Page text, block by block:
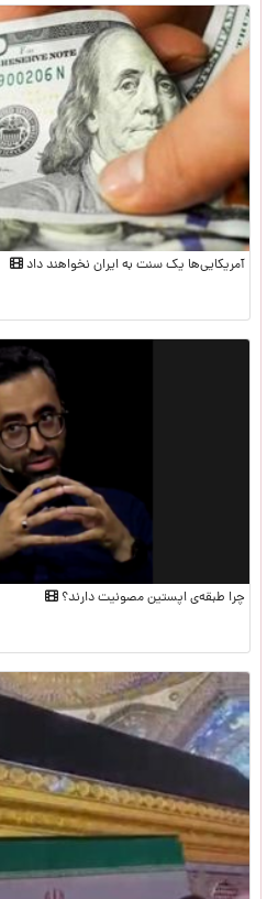
آمریکایی‌ها یک سنت به ایران نخواهند داد
چرا طبقه‌ی اپستین مصونیت دارند؟